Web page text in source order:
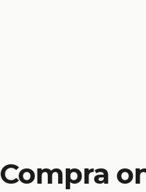
Compra